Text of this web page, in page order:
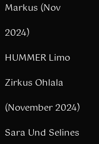
Markus (Nov
2024)
HUMMER Limo
Zirkus Ohlala
(November 2024)
Sara Und Selines